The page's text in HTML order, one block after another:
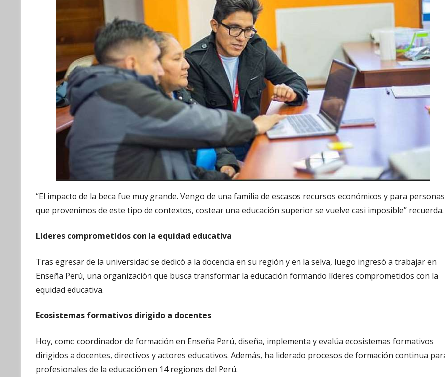
“El impacto de la beca fue muy grande. Vengo de una familia de escasos recursos económicos y para personas
que provenimos de este tipo de contextos, costear una educación superior se vuelve casi imposible” recuerda.
Líderes comprometidos con la equidad educativa
Tras egresar de la universidad se dedicó a la docencia en su región y en la selva, luego ingresó a trabajar en
Enseña Perú, una organización que busca transformar la educación formando líderes comprometidos con la
equidad educativa.
Ecosistemas formativos dirigido a docentes
Hoy, como coordinador de formación en Enseña Perú, diseña, implementa y evalúa ecosistemas formativos
dirigidos a docentes, directivos y actores educativos. Además, ha liderado procesos de formación continua
profesionales de la educación en 14 regiones del Perú.